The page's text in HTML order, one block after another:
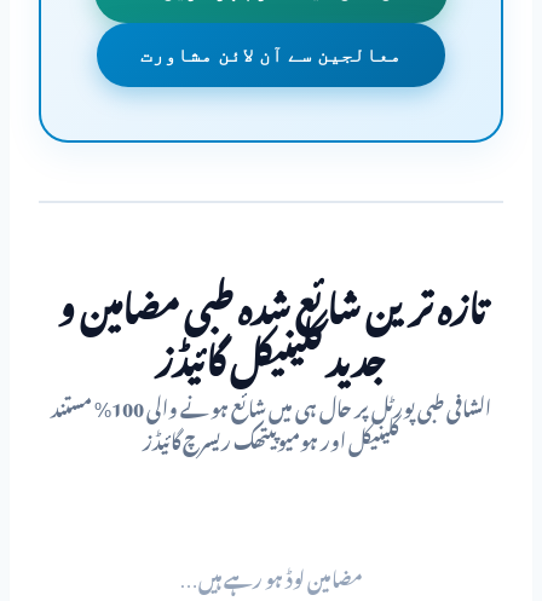
معالجین سے آن لائن مشاورت
تازہ ترین شائع شدہ طبی مضامین و
جدید کلینیکل گائیڈز
الشافی طبی پورٹل پر حال ہی میں شائع ہونے والی 100% مستند
کلینیکل اور ہومیوپیتھک ریسرچ گائیڈز
مضامین لوڈ ہو رہے ہیں…